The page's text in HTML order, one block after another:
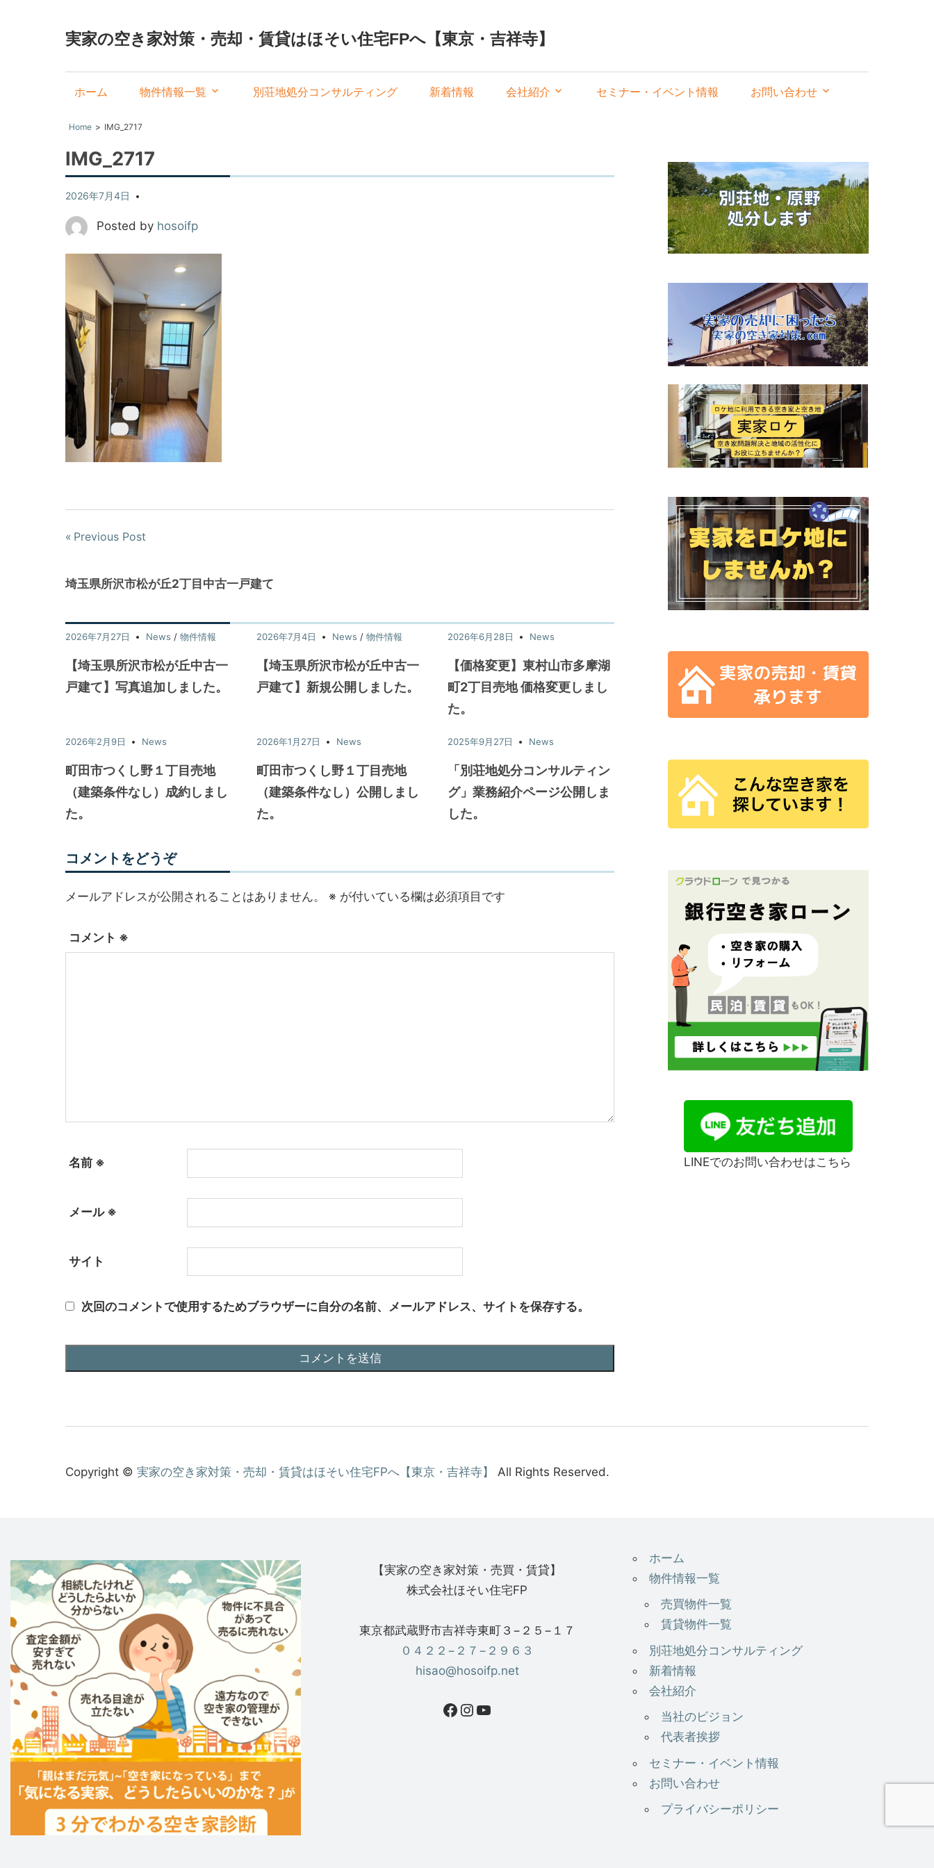
実家の空き家対策・売却・賃貸はほそい住宅FPへ【東京・吉祥寺】
ホーム 物件情報一覧 別荘地処分コンサルティング 新着情報 会社紹介 セミナー・イベント情報 お問い合わせ
Home IMG_2717
IMG_2717
2026年7月4日
Posted by hosoifp
Previous Post
埼玉県所沢市松が丘2丁目中古一戸建て
2026年7月27日 News /物件情報
【埼玉県所沢市松が丘中古一
戸建て】写真追加しました。
2026年7月4日 News /物件情報
【埼玉県所沢市松が丘中古一
戸建て】新規公開しました。
2026年6月28日 News
【価格変更】東村山市多摩湖
町2丁目売地 価格変更しまし
た。
2026年2月9日 News
町田市つくし野１丁目売地
（建築条件なし）成約しまし
た。
2026年1月27日 News
町田市つくし野１丁目売地
（建築条件なし）公開しまし
た。
2025年9月27日 News
「別荘地処分コンサルティン
グ」業務紹介ページ公開しま
した。
コメントをどうぞ
メールアドレスが公開されることはありません。 ※ が付いている欄は必須項目です
コメント ※
名前 ※
メール ※
サイト
次回のコメントで使用するためブラウザーに自分の名前、メールアドレス、サイトを保存する。
LINEでのお問い合わせはこちら
Copyright ©実家の空き家対策・売却・賃貸はほそい住宅FPへ【東京・吉祥寺】 All Rights Reserved.
【実家の空き家対策・売買・賃貸】
株式会社ほそい住宅FP
東京都武蔵野市吉祥寺東町３−２５−１７
０４２２−２７−２９６３
hisao@hosoifp.net
ホーム
物件情報一覧
売買物件一覧
賃貸物件一覧
別荘地処分コンサルティング
新着情報
会社紹介
当社のビジョン
代表者挨拶
セミナー・イベント情報
お問い合わせ
プライバシーポリシー